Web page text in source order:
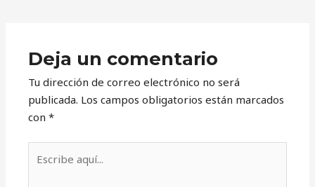
Deja un comentario
Tu dirección de correo electrónico no será
publicada. Los campos obligatorios están marcados
con*
aquí...